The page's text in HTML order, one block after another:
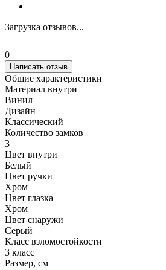
Загрузка отзывов...
0
Написать отзыв
Общие характеристики
Материал внутри
Винил
Дизайн
Классический
Количество замков
3
Цвет внутри
Белый
Цвет ручки
Хром
Цвет глазка
Хром
Цвет снаружи
Серый
Класс взломостойкости
3 класс
Размер, cм